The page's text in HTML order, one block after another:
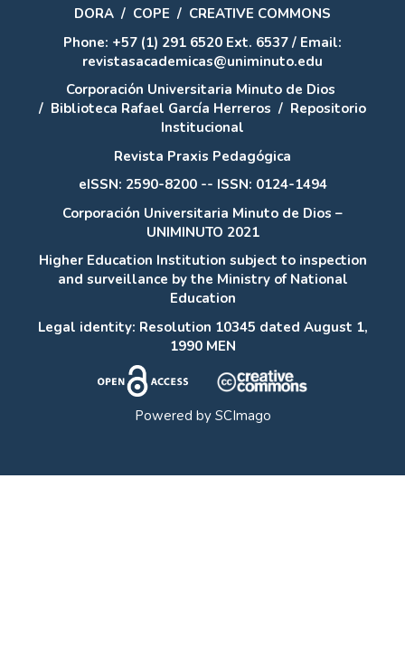
DORA / COPE / CREATIVE COMMONS
Phone: +57 (1) 291 6520 Ext. 6537 / Email:
revistasacademicas@uniminuto.edu
Corporación Universitaria Minuto de Dios
/ Biblioteca Rafael García Herreros / Repositorio
Institucional
Revista Praxis Pedagógica
eISSN: 2590-8200 -- ISSN: 0124-1494
Corporación Universitaria Minuto de Dios –
UNIMINUTO 2021
Higher Education Institution subject to inspection
and surveillance by the Ministry of National
Education
Legal identity: Resolution 10345 dated August 1,
1990 MEN
Powered by SCImago